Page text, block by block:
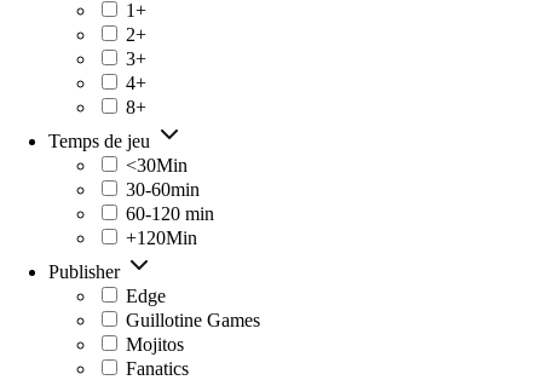
1+
2+
3+
4+
8+
Temps de jeu
<30Min
30-60min
60-120 min
+120Min
Publisher
Edge
Guillotine Games
Mojitos
Fanatics